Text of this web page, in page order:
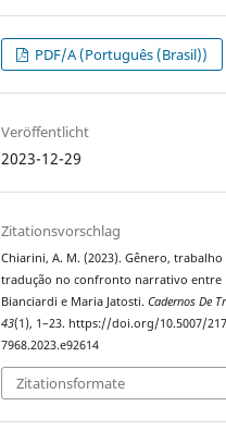
PDF/A (Português (Brasil))
Veröffentlicht
2023-12-29
Zitationsvorschlag
Chiarini, A. M. (2023). Gênero, trabalho
tradução no confronto narrativo entre
Bianciardi e Maria Jatosti.Cadernos De
43(1), 1–23. https://doi.org/10.5007/
7968.2023.e92614
Zitationsformate